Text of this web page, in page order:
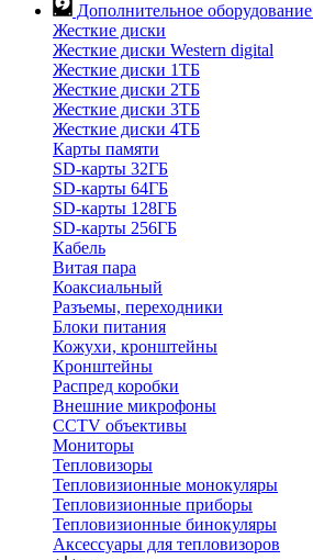
Дополнительное оборудование
Жесткие диски
Жесткие диски Western digital
Жесткие диски 1ТБ
Жесткие диски 2ТБ
Жесткие диски 3ТБ
Жесткие диски 4ТБ
Карты памяти
SD-карты 32ГБ
SD-карты 64ГБ
SD-карты 128ГБ
SD-карты 256ГБ
Кабель
Витая пара
Коаксиальный
Разъемы, переходники
Блоки питания
Кожухи, кронштейны
Кронштейны
Распред коробки
Внешние микрофоны
CCTV объективы
Мониторы
Тепловизоры
Тепловизионные монокуляры
Тепловизионные приборы
Тепловизионные бинокуляры
Аксессуары для тепловизоров